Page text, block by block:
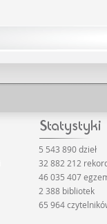
5 543 890 dzieł
32 882 212
46 035 407
2 388 bibliotek
65 964